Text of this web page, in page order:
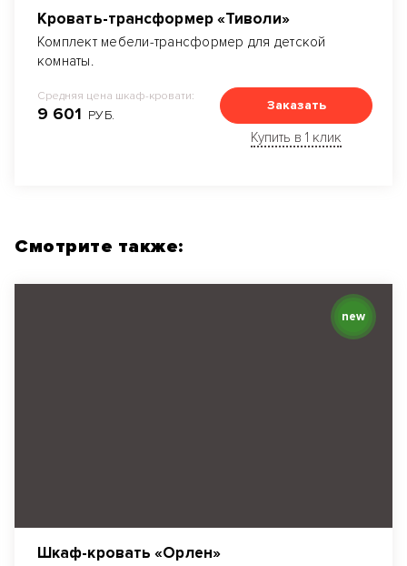
Кровать-трансформер «Тиволи»
Комплект мебели-трансформер для детской
комнаты.
Средняя цена шкаф-кровати:
9 601 РУБ.
Заказать
Купить в 1 клик
Смотрите также:
new
Шкаф-кровать «Орлен»